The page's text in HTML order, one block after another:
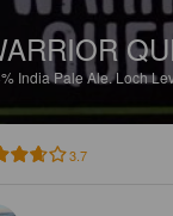
India Pale Ale.Loch
3.7